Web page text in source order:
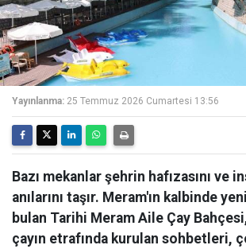
Yayınlanma: 25 Temmuz 2026 Cumartesi 13:56
Bazı mekanlar şehrin hafızasını ve
anılarını taşır. Meram'ın kalbinde
bulan Tarihi Meram Aile Çay
çayın etrafında kurulan sohbetleri,